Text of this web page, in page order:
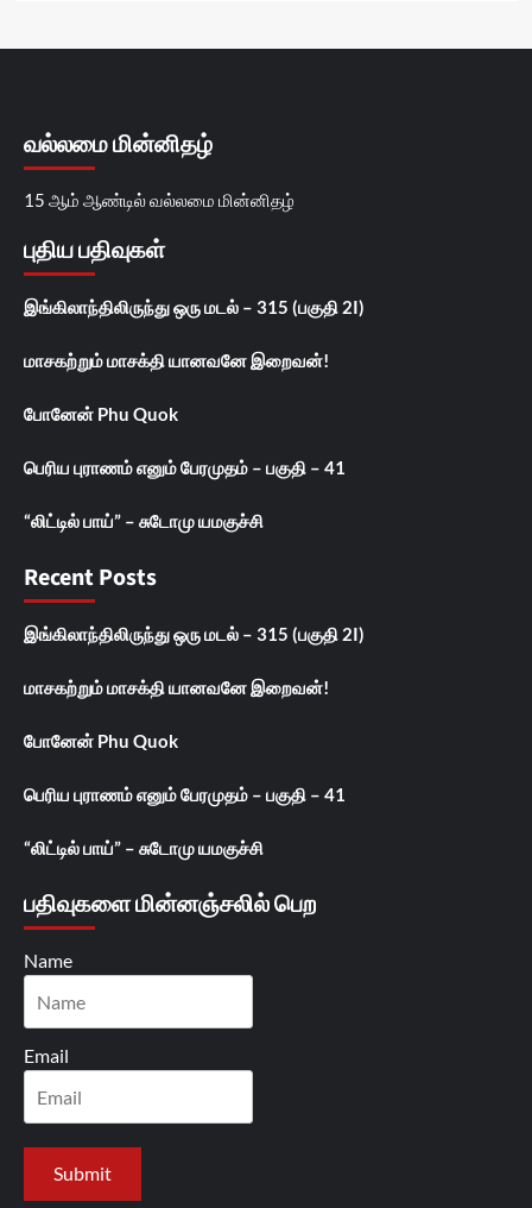
வல்லமை மின்னிதழ்
15 ஆம் ஆண்டில் வல்லமை மின்னிதழ்
புதிய பதிவுகள்
இங்கிலாந்திலிருந்து ஒரு மடல் – 315 (பகுதி 2I)
மாசகற்றும் மாசக்தி யானவனே இறைவன்!
போனேன் Phu Quok
பெரிய புராணம் எனும் பேரமுதம் – பகுதி – 41
“லிட்டில் பாய்” – சுடோமு யமகுச்சி
Recent Posts
இங்கிலாந்திலிருந்து ஒரு மடல் – 315 (பகுதி 2I)
மாசகற்றும் மாசக்தி யானவனே இறைவன்!
போனேன் Phu Quok
பெரிய புராணம் எனும் பேரமுதம் – பகுதி – 41
“லிட்டில் பாய்” – சுடோமு யமகுச்சி
பதிவுகளை மின்னஞ்சலில் பெற
Name
Email